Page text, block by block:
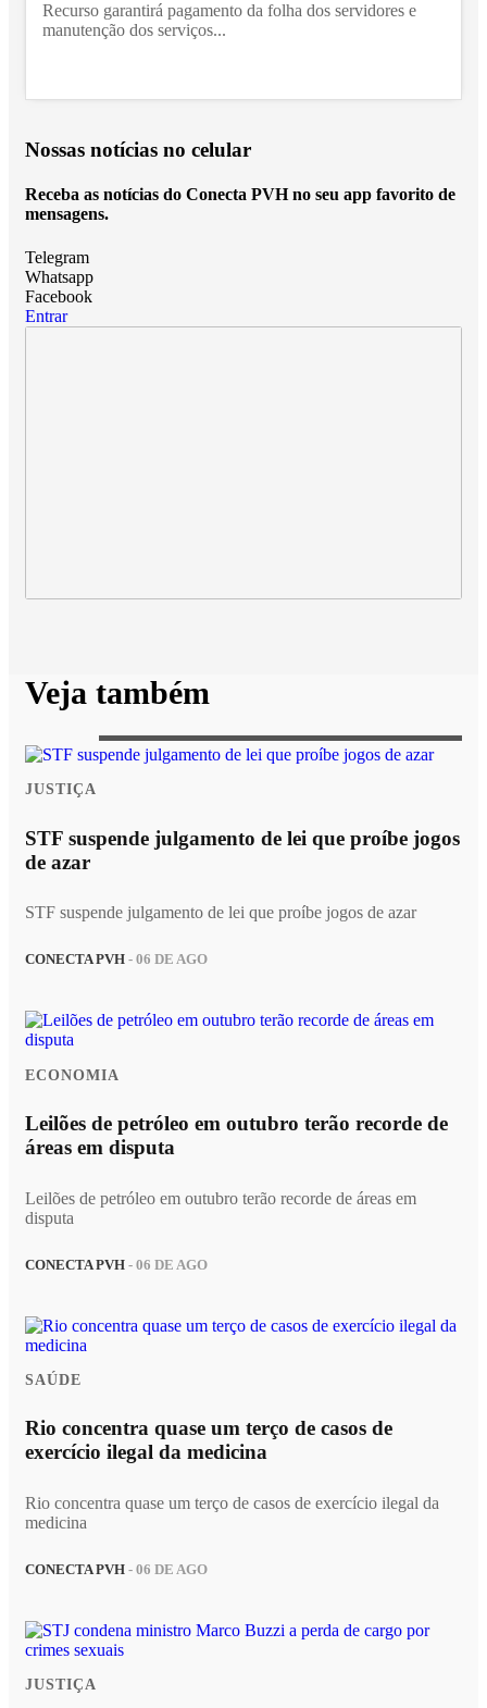
Recurso garantirá pagamento da folha dos servidores e
manutenção dos serviços...
Nossas notícias no celular
Receba as notícias do Conecta PVH no seu app favorito de
mensagens.
Telegram
Whatsapp
Facebook
Entrar
Veja também
JUSTIÇA
STF suspende julgamento de lei que proíbe jogos
de azar
STF suspende julgamento de lei que proíbe jogos de azar
CONECTA PVH - 06 DE AGO
ECONOMIA
Leilões de petróleo em outubro terão recorde de
áreas em disputa
Leilões de petróleo em outubro terão recorde de áreas em
disputa
CONECTA PVH - 06 DE AGO
SAÚDE
Rio concentra quase um terço de casos de
exercício ilegal da medicina
Rio concentra quase um terço de casos de exercício ilegal da
medicina
CONECTA PVH - 06 DE AGO
JUSTIÇA